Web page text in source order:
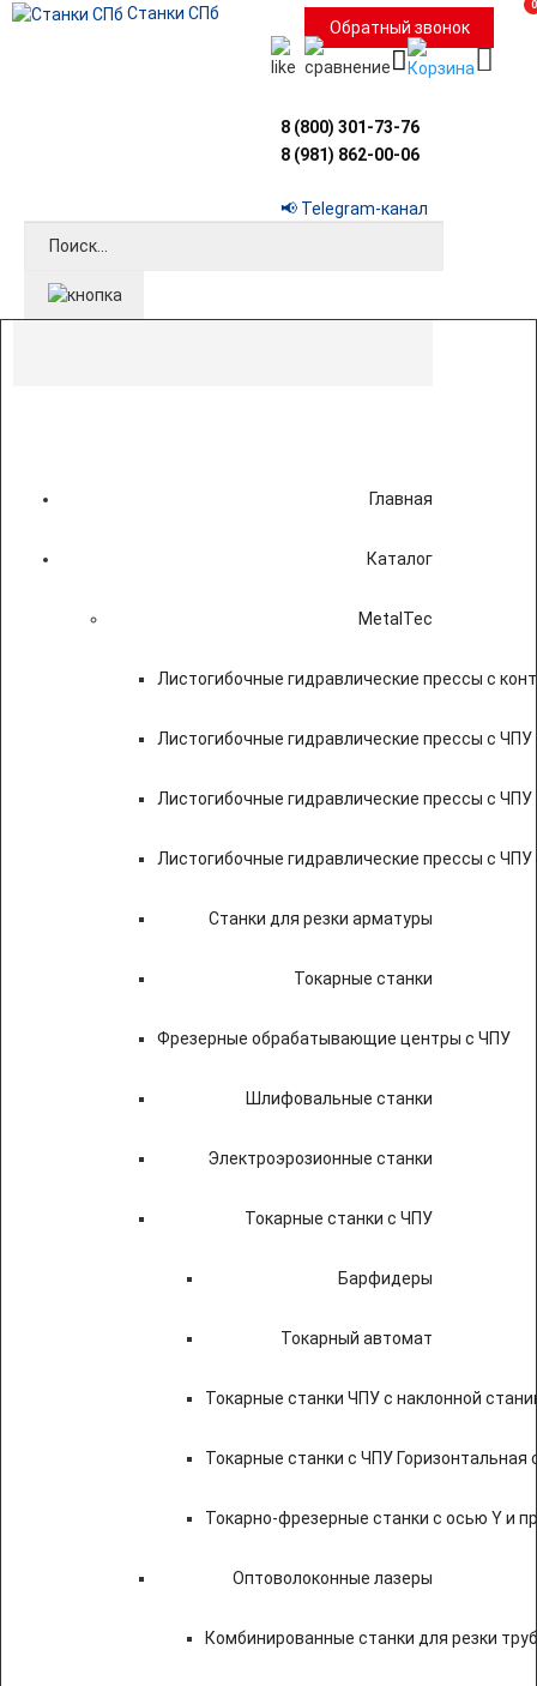
Станки СПб
Обратный звонок
0
8 (800) 301-73-76
8 (981) 862-00-06
📢 Telegram-канал
Главная
Каталог
MetalTec
Листогибочные гидравлические прессы с
Листогибочные гидравлические прессы с
Листогибочные гидравлические прессы с ЧПУ
Листогибочные гидравлические прессы с
Станки для резки арматуры
Токарные станки
Фрезерные обрабатывающие центры с ЧПУ
Шлифовальные станки
Электроэрозионные станки
Токарные станки с ЧПУ
Барфидеры
Токарный автомат
Токарные станки ЧПУ c наклонной
Токарные станки с ЧПУ Горизонтальная
Токарно-фрезерные станки с осью Y и
Оптоволоконные лазеры
Комбинированные станки для резки